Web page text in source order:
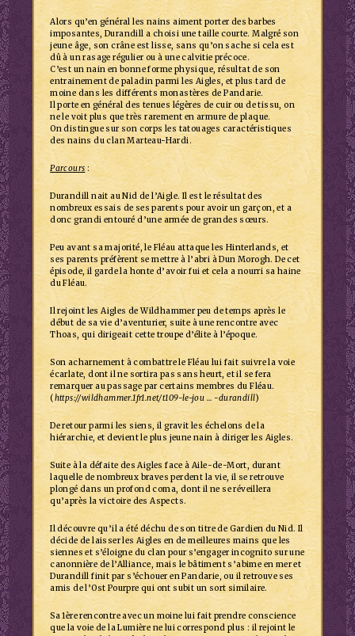
Alors qu’en général les nains aiment porter des barbes
imposantes, Durandill a choisi une taille courte. Malgré son
jeune âge, son crâne est lisse, sans qu’on sache si cela est
dû à un rasage régulier ou à une calvitie précoce.
C’est un nain en bonne forme physique, résultat de son
entrainement de paladin parmi les Aigles, et plus tard de
moine dans les différents monastères de Pandarie.
Il porte en général des tenues légères de cuir ou de tissu, on
ne le voit plus que très rarement en armure de plaque.
On distingue sur son corps les tatouages caractéristiques
des nains du clan Marteau-Hardi.
Parcours :
Durandill nait au Nid de l’Aigle. Il est le résultat des
nombreux essais de ses parents pour avoir un garçon, et a
donc grandi entouré d’une armée de grandes sœurs.
Peu avant sa majorité, le Fléau attaque les Hinterlands, et
ses parents préfèrent se mettre à l’abri à Dun Morogh. De cet
épisode, il garde la honte d’avoir fui et cela a nourri sa haine
du Fléau.
Il rejoint les Aigles de Wildhammer peu de temps après le
début de sa vie d’aventurier, suite à une rencontre avec
Thoas, qui dirigeait cette troupe d’élite à l’époque.
Son acharnement à combattre le Fléau lui fait suivre la voie
écarlate, dont il ne sortira pas sans heurt, et il se fera
remarquer au passage par certains membres du Fléau.
(https://wildhammer.1fr1.net/t109-le-jou … -durandill)
De retour parmi les siens, il gravit les échelons de la
hiérarchie, et devient le plus jeune nain à diriger les Aigles.
Suite à la défaite des Aigles face à Aile-de-Mort, durant
laquelle de nombreux braves perdent la vie, il se retrouve
plongé dans un profond coma, dont il ne se réveillera
qu’après la victoire des Aspects.
Il découvre qu’il a été déchu de son titre de Gardien du Nid. Il
décide de laisser les Aigles en de meilleures mains que les
siennes et s’éloigne du clan pour s’engager incognito sur une
canonnière de l’Alliance, mais le bâtiment s’abime en mer et
Durandill finit par s’échouer en Pandarie, ou il retrouve ses
amis de l’Ost Pourpre qui ont subit un sort similaire.
Sa 1ère rencontre avec un moine lui fait prendre conscience
que la voie de la Lumière ne lui correspond plus : il rejoint le